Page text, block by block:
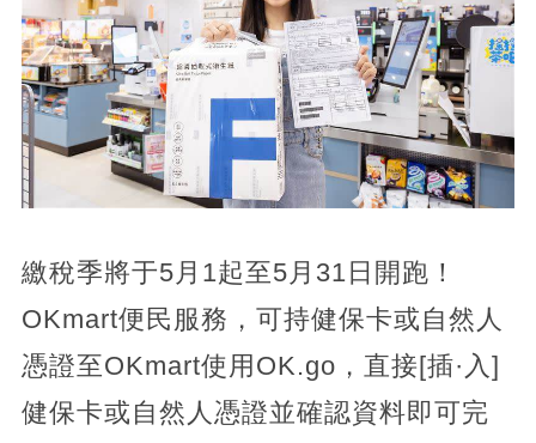
繳稅季將于5月1起至5月31日開跑！
OKmart便民服務，可持健保卡或自然人
憑證至OKmart使用OK.go，直接[插·入]
健保卡或自然人憑證並確認資料即可完